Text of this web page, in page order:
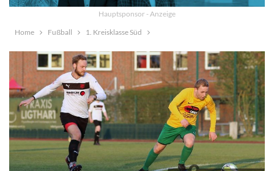
Hauptsponsor - Anzeige
Home
Fußball 1. Kreisklasse Süd